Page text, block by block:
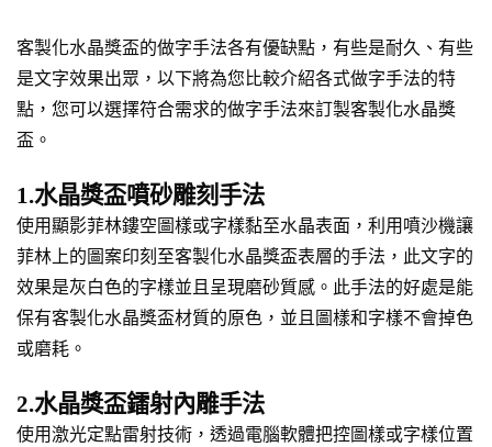
客製化水晶獎盃的做字手法各有優缺點，有些是耐久、有些
是文字效果出眾，以下將為您比較介紹各式做字手法的特
點，您可以選擇符合需求的做字手法來訂製客製化水晶獎
盃。
1.水晶獎盃噴砂雕刻手法
使用顯影菲林鏤空圖樣或字樣黏至水晶表面，利用噴沙機讓
菲林上的圖案印刻至客製化水晶獎盃表層的手法，此文字的
效果是灰白色的字樣並且呈現磨砂質感。此手法的好處是能
保有客製化水晶獎盃材質的原色，並且圖樣和字樣不會掉色
或磨耗。
2.水晶獎盃鐳射內雕手法
使用激光定點雷射技術，透過電腦軟體把控圖樣或字樣位置